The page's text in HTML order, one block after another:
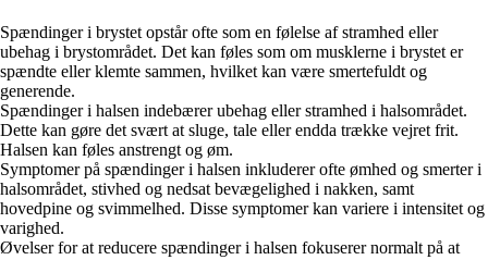
Spændinger i brystet opstår ofte som en følelse af stramhed eller
ubehag i brystområdet. Det kan føles som om musklerne i brystet er
spændte eller klemte sammen, hvilket kan være smertefuldt og
generende.
Spændinger i halsen indebærer ubehag eller stramhed i halsområdet.
Dette kan gøre det svært at sluge, tale eller endda trække vejret frit.
Halsen kan føles anstrengt og øm.
Symptomer på spændinger i halsen inkluderer ofte ømhed og smerter i
halsområdet, stivhed og nedsat bevægelighed i nakken, samt
hovedpine og svimmelhed. Disse symptomer kan variere i intensitet og
varighed.
Øvelser for at reducere spændinger i halsen fokuserer normalt på at